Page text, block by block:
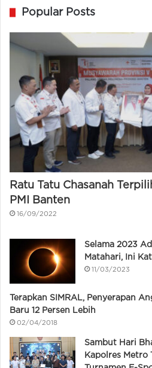
Popular Posts
Ratu Tatu Chasanah
PMI Banten
16/09/2022
Selama 2023
Matahari, Ini
11/03/2023
Terapkan SIMRAL, Penyerapan
Baru 12 Persen Lebih
02/04/2018
Sambut Hari
Kapolres Metro